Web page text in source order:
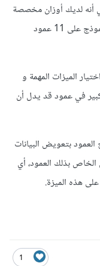
فهذا يعني أنه لديك أوزان مخصصة
لهذه الأعمدة فقط، و في حال حاولت اختبار النموذج على 11 عمود
الميزات المهمة و
في عمود قد يدل أن
بتعويض البيانات
الخاص بذلك العمود، أي
هذه الميزة.
1